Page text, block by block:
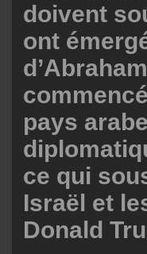
doivent
ont
pays
ce qui
Israël et
Donald